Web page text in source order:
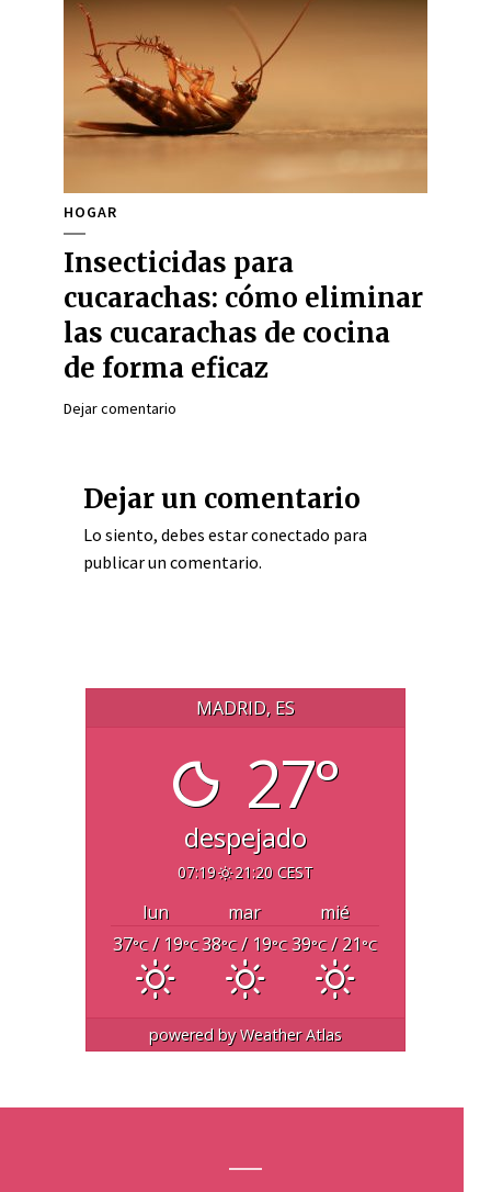
HOGAR
Insecticidas para
cucarachas: cómo eliminar
las cucarachas de cocina
de forma eficaz
Dejar comentario
Dejar un comentario
Lo siento, debes estarconectado para
publicar un comentario.
MADRID, ES
27°
despejado
07:19 21:20 CEST
lun mar
mié
37°C/ 19°C38°C/ 19°C 39°C/ 21°C
powered byWeather Atlas